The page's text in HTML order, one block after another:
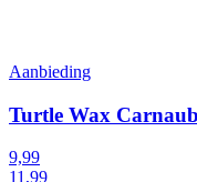
Aanbieding
Turtle Wax
9,99
11,99